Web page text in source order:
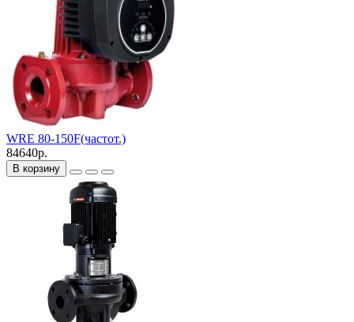
WRE 80-150F(частот.)
84640р.
В корзину